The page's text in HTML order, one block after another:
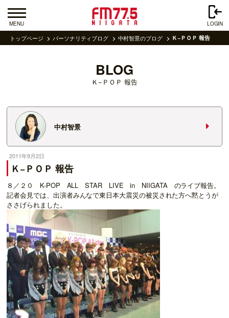
MENU LOGIN
トップページ パーソナリティブログ 中村智景のブログ Ｋ−ＰＯＰ 報告
BLOG
Ｋ−ＰＯＰ 報告
中村智景
2011年9月2日
Ｋ−ＰＯＰ 報告
８／２０ K-POP ALL STAR LIVE in NIIGATA のライブ報告。
記者会見では、出演者みんなで東日本大震災の被災された方へ黙とうが
ささげられました。